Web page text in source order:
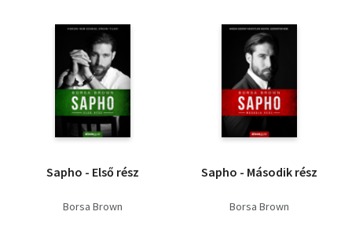
Sapho - Első rész
Borsa Brown
Sapho - Második rész
Borsa Brown